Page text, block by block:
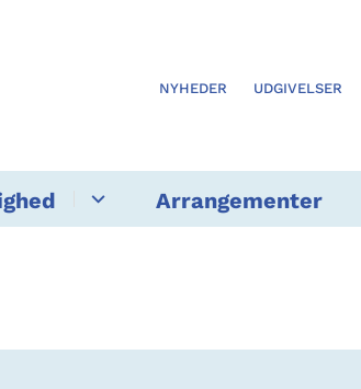
NYHEDER UDGIVELSER
Arrangementer